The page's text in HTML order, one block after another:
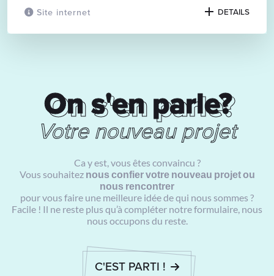
Site internet DETAILS
On s'en parle?
On s'en parle?
Votre nouveau projet
Ca y est, vous êtes convaincu ?
Vous souhaitez nous confier votre nouveau projet ou
nous rencontrer
pour vous faire une meilleure idée de qui nous sommes ?
Facile ! Il ne reste plus qu’à compléter notre formulaire, nous
nous occupons du reste.
C'EST PARTI !